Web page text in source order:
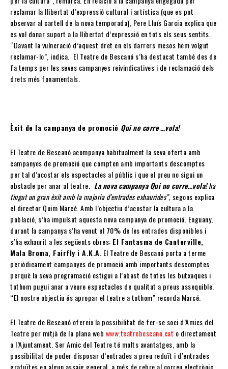
reclamar la llibertat d’expressió cultural i artística (que es pot
observar al cartell de la nova temporada), Pere Lluís Garcia explica que
es vol donar suport a la llibertat d’expressió en tots els seus sentits.
“Davant la vulneració d’aquest dret en els darrers mesos hem volgut
reclamar-lo”, indica. El Teatre de Bescanó s’ha destacat també des de
fa temps per les seves campanyes reivindicatives i de reclamació dels
drets més fonamentals.
Èxit de la campanya de promoció Qui no corre …vola!
El Teatre de Bescanó acompanya habitualment la seva oferta amb
campanyes de promoció que compten amb importants descomptes
per tal d’acostar els espectacles al públic i que el preu no sigui un
obstacle per anar al teatre.
La nova campanya Qui no corre…vola!ha
tingut un gran èxit amb la majoria d’entrades exhaurides”, segons explica
el director Quim Marcé. Amb l’objectiu d’acostar la cultura a la
població, s’ha impulsat aquesta nova campanya de promoció. Enguany,
durant la campanya s’ha venut el 70% de les entrades disponibles i
s’ha exhaurit a les següents obres: El Fantasma de Canterville,
Mala Broma, Fairfly i A.K.A . El Teatre de Bescanó porta a terme
periòdicament campanyes de promoció amb importants descomptes
perquè la seva programació estigui a l’abast de totes les butxaques i
tothom pugui anar a veure espectacles de qualitat a preus assequible.
“El nostre objectiu és apropar el teatre a tothom” recorda Marcé.
El Teatre de Bescanó ofereix la possibilitat de fer-se soci d’Amics del
Teatre per mitjà de la plana web www.teatrebescano.cat o directament
a l’Ajuntament. Ser Amic del Teatre té molts avantatges, amb la
possibilitat de poder disposar d’entrades a preu reduït i d’entrades
gratuïtes en algun assaig general, a més de rebre al correu electrònic